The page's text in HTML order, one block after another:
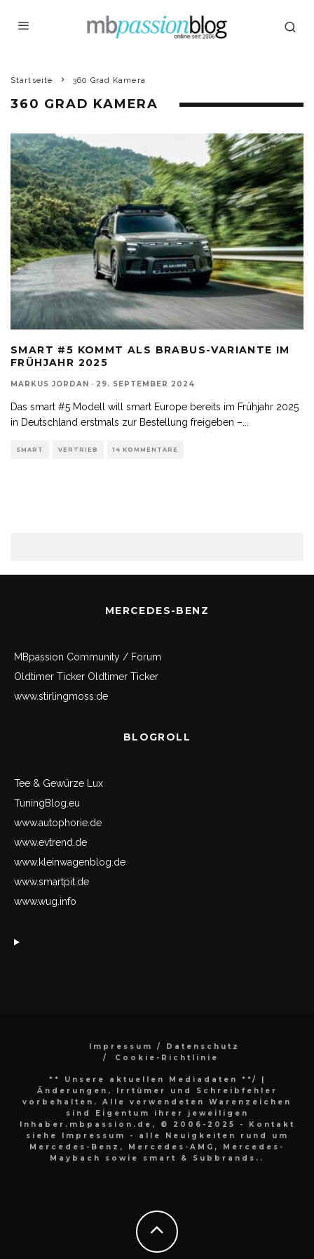
Startseite 360 Grad Kamera
360 GRAD KAMERA
SMART #5 KOMMT ALS BRABUS-VARIANTE IM
FRÜHJAHR 2025
MARKUS JORDAN · 29. SEPTEMBER 2024
Das smart #5 Modell will smart Europe bereits im Frühjahr 2025
in Deutschland erstmals zur Bestellung freigeben –
SMART VERTRIEB 14 KOMMENTARE
MERCEDES-BENZ
MBpassion Community / Forum
Oldtimer Ticker Oldtimer Ticker
www.stirlingmoss.de
BLOGROLL
Tee & Gewürze Lux
TuningBlog.eu
www.autophorie.de
www.evtrend.de
www.kleinwagenblog.de
www.smartpit.de
www.wug.info
Impressum / Datenschutz
Cookie-Richtlinie
** Unsere aktuellen Mediadaten **/
|
Änderungen, Irrtümer und Schreibfehler
vorbehalten. Alle verwendeten Warenzeichen
sind Eigentum ihrer jeweiligen
Inhaber.mbpassion.de, © 2006-2025 - Kontakt
siehe Impressum - alle Neuigkeiten rund um
Mercedes-Benz, Mercedes-AMG, Mercedes-
Maybach sowie smart & Subbrands..